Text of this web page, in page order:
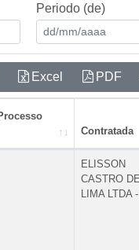
Periodo (de)
Excel PDF
Contratada
ELISSON
CASTRO DE
LIMA LTDA